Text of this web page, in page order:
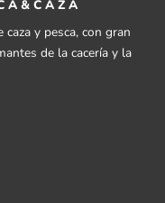
y pesca, con gran
de la cacería y la